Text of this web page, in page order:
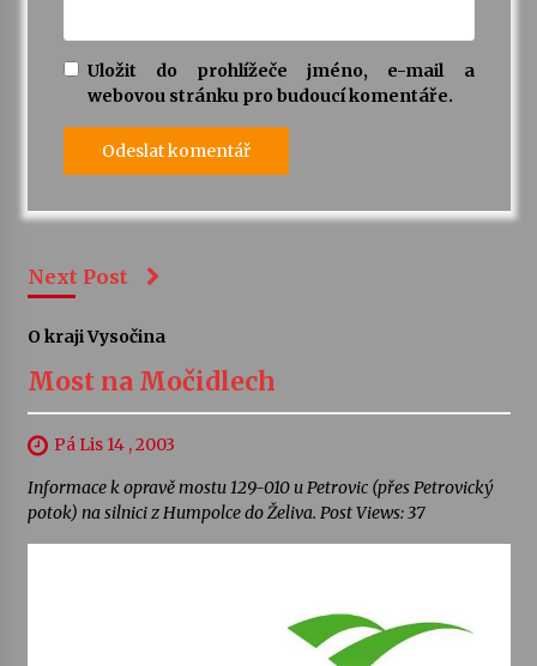
Uložit do prohlížeče jméno, e-mail a
webovou stránku pro budoucí komentáře.
Next Post
O kraji Vysočina
Most na Močidlech
Pá Lis 14 , 2003
Informace k opravě mostu 129-010 u Petrovic (přes Petrovický
potok) na silnici z Humpolce do Želiva. Post Views: 37